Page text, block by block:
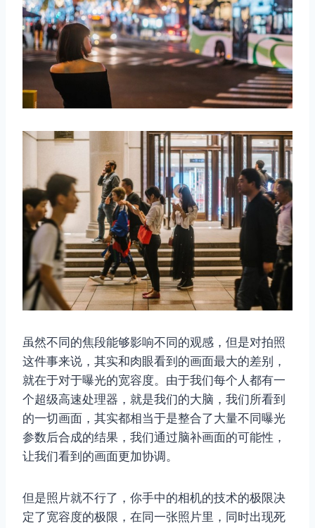
虽然不同的焦段能够影响不同的观感，但是对拍照
这件事来说，其实和肉眼看到的画面最大的差别，
就在于对于曝光的宽容度。由于我们每个人都有一
个超级高速处理器，就是我们的大脑，我们所看到
的一切画面，其实都相当于是整合了大量不同曝光
参数后合成的结果，我们通过脑补画面的可能性，
让我们看到的画面更加协调。
但是照片就不行了，你手中的相机的技术的极限决
定了宽容度的极限，在同一张照片里，同时出现死
取消 搜索